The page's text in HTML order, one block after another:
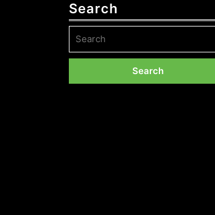
Search
for: